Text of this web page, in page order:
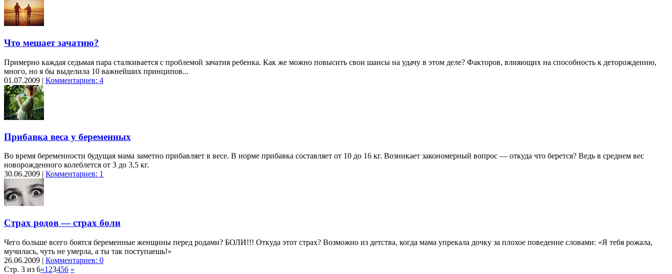
Что мешает зачатию?
Примерно каждая седьмая пара сталкивается с проблемой зачатия ребенка. Как же можно повысить свои шансы на удачу в этом деле? Факторов, влияющих на способность к деторождению,
много, но я бы выделила 10 важнейших принципов...
01.07.2009 | Комментариев: 4
Прибавка веса у беременных
Во время беременности будущая мама заметно прибавляет в весе. В норме прибавка составляет от 10 до 16 кг. Возникает закономерный вопрос — откуда что берется? Ведь в среднем вес
новорожденного колеблется от 3 до 3,5 кг.
30.06.2009 | Комментариев: 1
Страх родов — страх боли
Чего больше всего боятся беременные женщины перед родами? БОЛИ!!! Откуда этот страх? Возможно из детства, когда мама упрекала дочку за плохое поведение словами: «Я тебя рожала,
мучилась, чуть не умерла, а ты так поступаешь!»
26.06.2009 | Комментариев: 0
Стр. 3 из 6«1 23456 »